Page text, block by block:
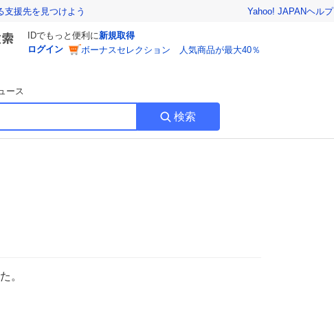
支援先を見つけよう Yahoo! JAPANヘルプ
IDでもっと便利に新規取得
ログイン
ボーナスセレクション 人気商品が最大40％
ース
検索
。